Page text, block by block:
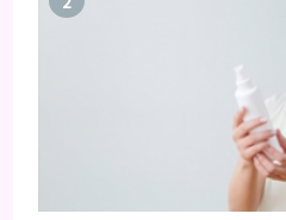
でペタンとするようになっ
ょう。特に大人の男性とし
以降の男性に悩んでいる人
髪が生え変わるサイクルは
ます。髪が太くならないま...